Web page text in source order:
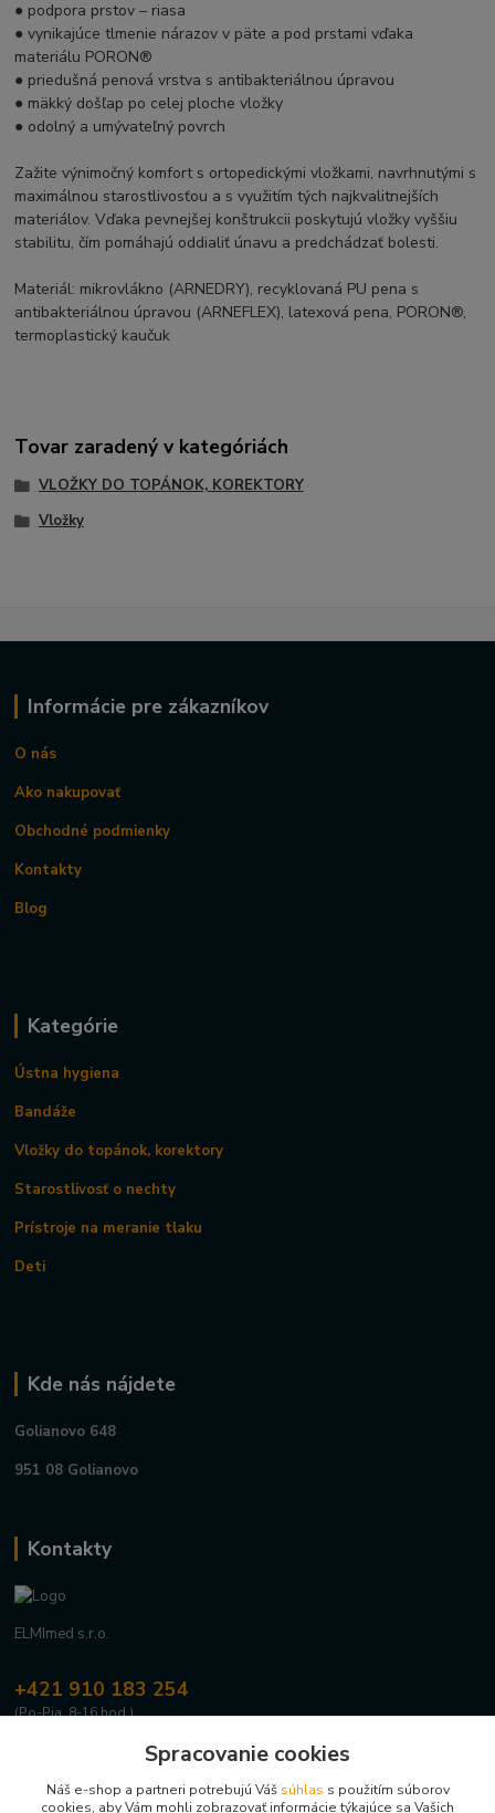
● podpora prstov – riasa
● vynikajúce tlmenie nárazov v päte a pod prstami vďaka
materiálu PORON®
● priedušná penová vrstva s antibakteriálnou úpravou
● mäkký došľap po celej ploche vložky
● odolný a umývateľný povrch
Zažite výnimočný komfort s ortopedickými vložkami, navrhnutými s
maximálnou starostlivosťou a s využitím tých najkvalitnejších
materiálov. Vďaka pevnejšej konštrukcii poskytujú vložky vyššiu
stabilitu, čím pomáhajú oddialiť únavu a predchádzať bolesti.
Materiál: mikrovlákno (ARNEDRY), recyklovaná PU pena s
antibakteriálnou úpravou (ARNEFLEX), latexová pena, PORON®,
termoplastický kaučuk
Tovar zaradený v kategóriách
VLOŽKY DO TOPÁNOK, KOREKTORY
Vložky
Informácie pre zákazníkov
O nás
Ako nakupovať
Obchodné podmienky
Kontakty
Blog
Kategórie
Ústna hygiena
Bandáže
Vložky do topánok, korektory
Starostlivosť o nechty
Prístroje na meranie tlaku
Deti
Kde nás nájdete
Golianovo 648
951 08 Golianovo
Kontakty
ELMImed s.r.o.
+421 910 183 254
(Po-Pia, 8-16 hod.)
info@elmimed.skSpracovanie cookies
Náš e-shop a partneri potrebujú Váš súhlas s použitím súborov
cookies, aby Vám mohli zobrazovať informácie týkajúce sa Vašich